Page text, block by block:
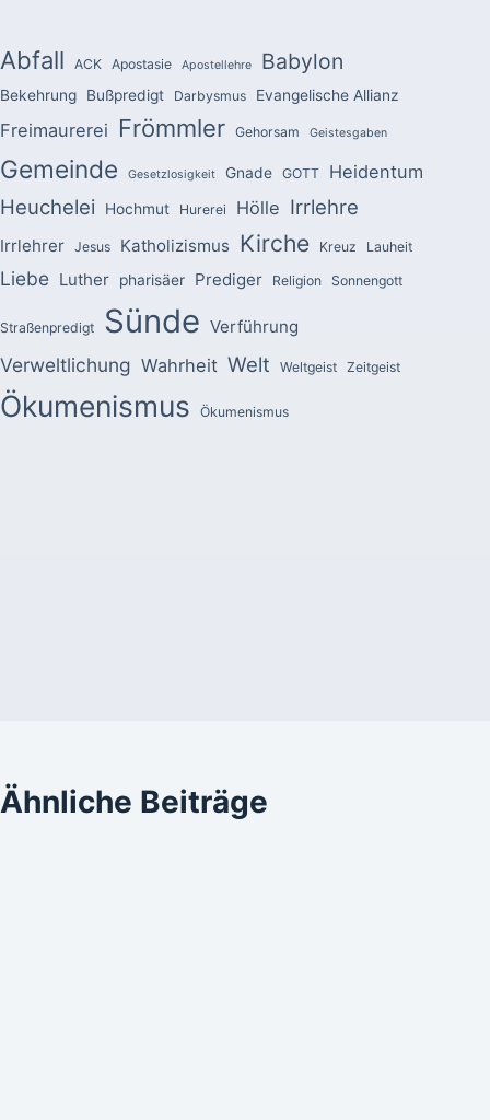
Abfall ACK Apostasie Apostellehre Babylon
Bekehrung Bußpredigt Darbysmus Evangelische Allianz
Freimaurerei Frömmler Gehorsam Geistesgaben
Gemeinde Gesetzlosigkeit Gnade GOTT Heidentum
Heuchelei Hochmut Hurerei Hölle Irrlehre
Irrlehrer Jesus Katholizismus Kirche Kreuz Lauheit
Liebe Luther pharisäer Prediger Religion Sonnengott
Straßenpredigt Sünde Verführung
Verweltlichung Wahrheit Welt Weltgeist Zeitgeist
Ökumenismus Ökumenismus
Ähnliche Beiträge